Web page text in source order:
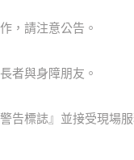
，請注意公告。
者與身障朋友。
告標誌』並接受現場